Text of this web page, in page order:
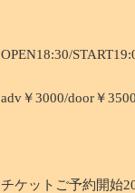
OPEN18:30/
adv￥3000/door￥
チケットご予約開始